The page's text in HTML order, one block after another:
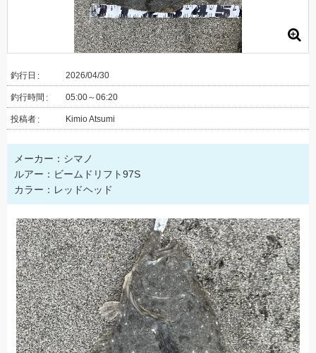
釣行日 2026/04/30
釣行時間 05:00～06:20
投稿者 Kimio Atsumi
メーカー：シマノ
ルアー：ビームドリフト97S
カラー：レッドヘッド